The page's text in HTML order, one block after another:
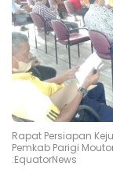
Rapat Persiapan
Pemkab Parigi
:EquatorNews